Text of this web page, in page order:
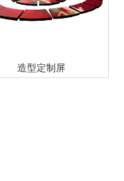
造型定制屏